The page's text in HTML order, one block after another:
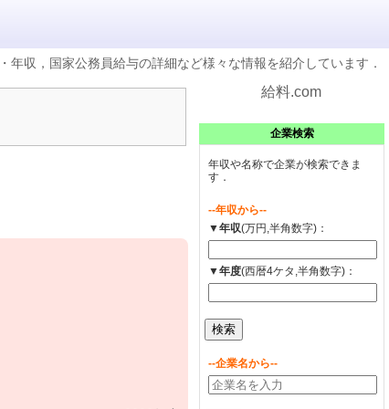
収，国家公務員給与の詳細など様々な情報を紹介しています．
給料.com
企業検索
年収や名称で企業が検索できま
す．
--年収から--
▼年収(万円,半角数字)：
▼年度(西暦4ケタ,半角数字)：
--企業名から--